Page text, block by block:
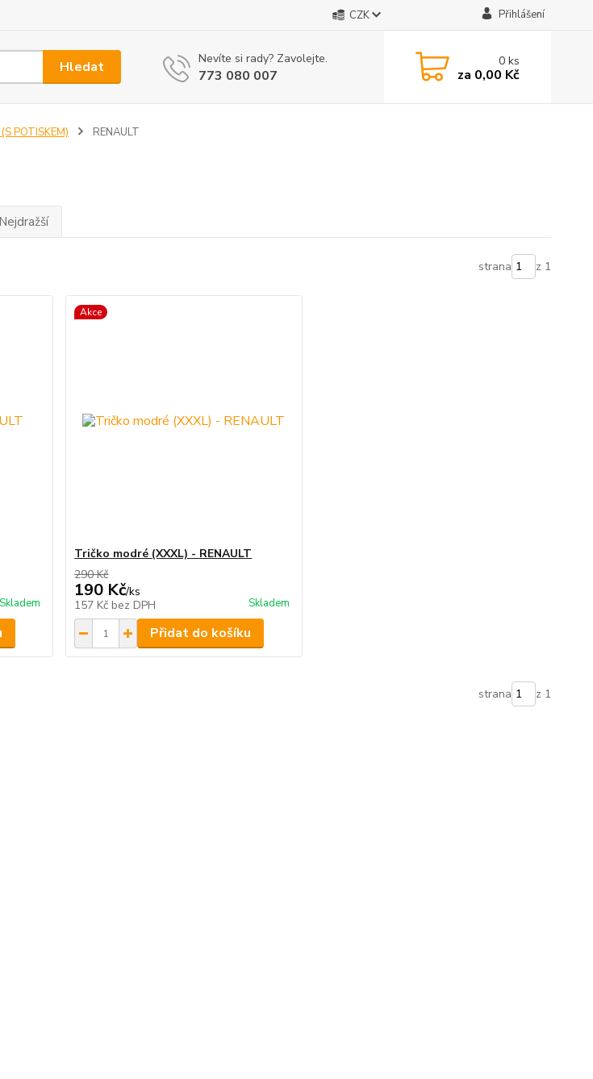
CZK Přihlášení
Hledat Nevíte si rady? Zavolejte.
773 080 007
0ks
za 0,00 Kč
POTISKEM) RENAULT
Nejdražší
strana z 1
Skladem
Akce
Tričko modré (XXXL) - RENAULT
290 Kč
190 Kč/ks
157 Kč bez DPH Skladem
Přidat do košíku
strana z 1